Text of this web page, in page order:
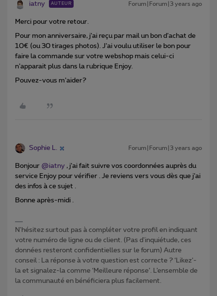
iatny AUTEUR Forum|Forum|3 years ago
Merci pour votre retour.
Pour mon anniversaire, j’ai reçu par mail un bon d’achat de
10€ (ou 30 tirages photos). J’ai voulu utiliser le bon pour
faire la commande sur votre webshop mais celui-ci
n’apparait plus dans la rubrique Enjoy.
Pouvez-vous m’aider?
Sophie L. Forum|Forum|3 years ago
Bonjour @iatny , j’ai fait suivre vos coordonnées auprès du
service Enjoy pour vérifier . Je reviens vers vous dès que j’ai
des infos à ce sujet .
Bonne après-midi .
N'hésitez surtout pas à compléter votre profil en indiquant
votre numéro de ligne ou de client. (Pas d'inquiétude, ces
données resteront confidentielles sur le forum) Autre
conseil : La réponse à votre question est correcte ? ‘Likez’-
la et signalez-la comme ‘Meilleure réponse’. L’ensemble de
la communauté en bénéficiera plus facilement.